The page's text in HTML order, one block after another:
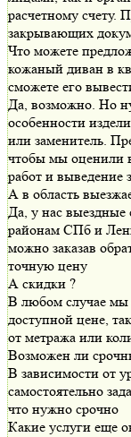
расчетному счету.
закрывающих
Что можете
кожаный диван в
сможете его
Да, возможно. Но
особенности
или заменитель.
чтобы мы оценили
работ и выведение
А в область
Да, у нас выездные
районам СПб и
можно заказав
точную цену
А скидки ?
В любом случае мы
доступной цене,
от метража или
Возможен ли
В зависимости от
самостоятельно
что нужно срочно
Какие услуги еще